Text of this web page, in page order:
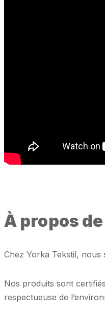
À propos
Chez Yorka Tekstil, nous
Nos produits sont
respectueuse de